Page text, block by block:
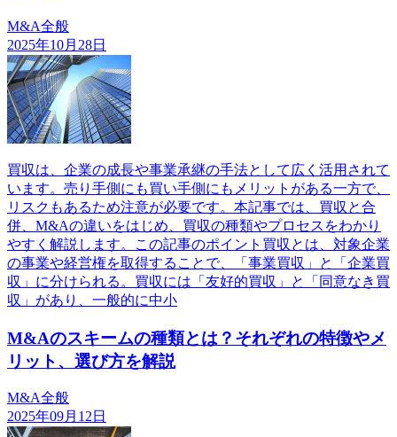
M&A全般
2025年10月28日
買収は、企業の成長や事業承継の手法として広く活用されて
います。売り手側にも買い手側にもメリットがある一方で、
リスクもあるため注意が必要です。本記事では、買収と合
併、M&Aの違いをはじめ、買収の種類やプロセスをわかり
やすく解説します。この記事のポイント買収とは、対象企業
の事業や経営権を取得することで、「事業買収」と「企業買
収」に分けられる。買収には「友好的買収」と「同意なき買
収」があり、一般的に中小
M&Aのスキームの種類とは？それぞれの特徴やメ
リット、選び方を解説
M&A全般
2025年09月12日